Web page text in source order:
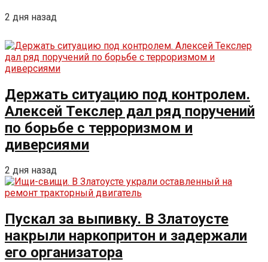
2 дня назад
Держать ситуацию под контролем.
Алексей Текслер дал ряд поручений
по борьбе с терроризмом и
диверсиями
2 дня назад
Пускал за выпивку. В Златоусте
накрыли наркопритон и задержали
его организатора